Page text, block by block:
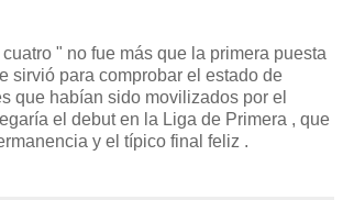
" no fue más que la primera puesta
sirvió para comprobar el estado de
que habían sido movilizados por el
el debut en la Liga de Primera , que
y el típico final feliz .